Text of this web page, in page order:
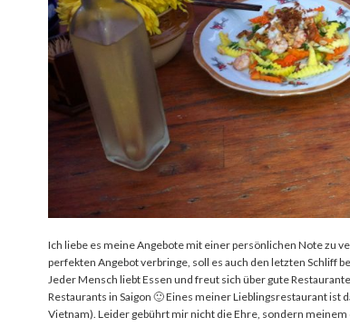
Ich liebe es meine Angebote mit einer persönlichen Note zu
perfekten Angebot verbringe, soll es auch den letzten Schliff
Jeder Mensch liebt Essen und freut sich über gute
Restaurants in Saigon 🙂 Eines meiner Lieblingsrestaurant ist
Vietnam). Leider gebührt mir nicht die Ehre, sondern